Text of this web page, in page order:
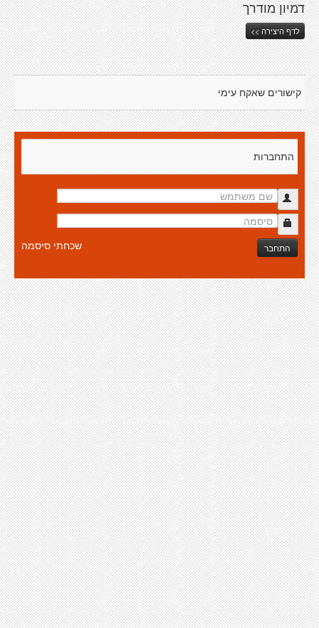
דמיון מודרך
לדף היצירה >>
קישורים שאקח עימי
התחברות
התחבר שכחתי סיסמה